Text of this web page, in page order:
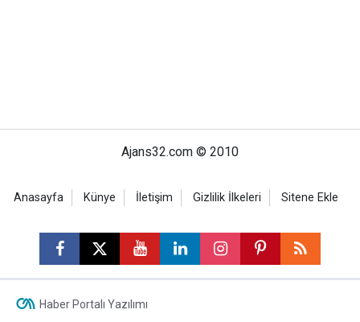
Ajans32.com © 2010
Anasayfa Künye İletişim Gizlilik İlkeleri Sitene Ekle
Haber Portalı Yazılımı